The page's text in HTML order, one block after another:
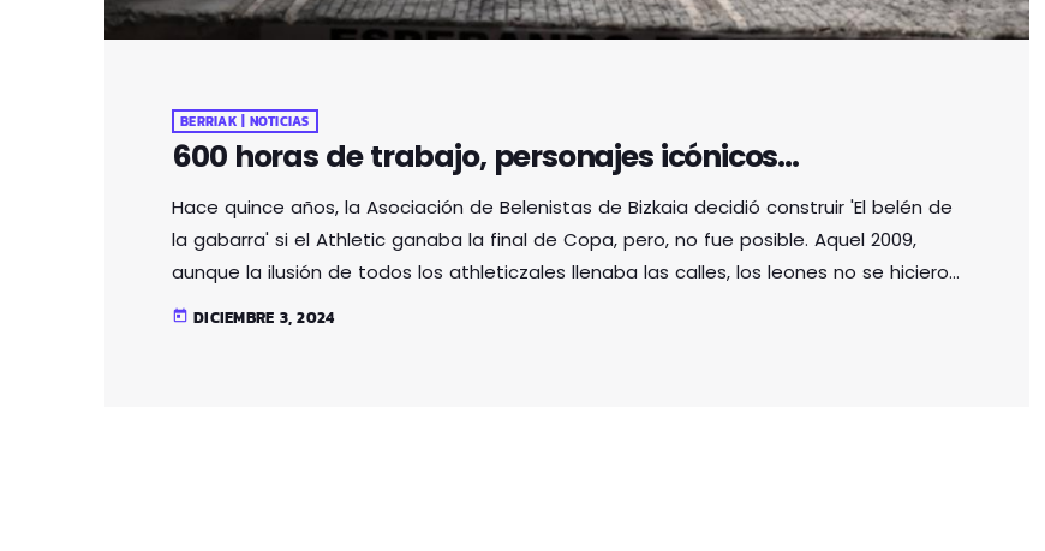
BERRIAK | NOTICIAS
600 horas de trabajo, personajes icónicos…
Hace quince años, la Asociación de Belenistas de Bizkaia decidió construir 'El belén de
la gabarra' si el Athletic ganaba la final de Copa, pero, no fue posible. Aquel 2009,
aunque la ilusión de todos los athleticzales llenaba las calles, los leones no se hicieron
con la victoria. La ilusión de la asociación venía de lejos, desde septiembre de 1982,
today DICIEMBRE 3, 2024